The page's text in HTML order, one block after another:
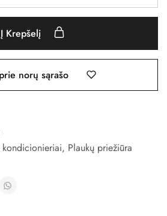
Į Krepšelį
norų sąrašo
kondicionieriai, Plaukų priežiūra